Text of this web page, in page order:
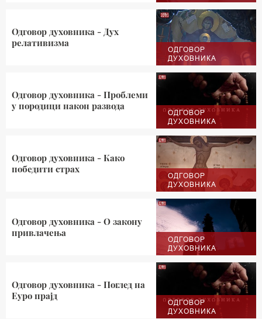
ОДГОВОР
ДУХОВНИКА
Одговор духовника - Дух
релативизма
ОДГОВОР
ДУХОВНИКА
Одговор духовника - Проблеми
у породици након развода
ОДГОВОР
ДУХОВНИКА
Одговор духовника - Како
победити страх
ОДГОВОР
ДУХОВНИКА
Одговор духовника - О закону
привлачења
ОДГОВОР
ДУХОВНИКА
Одговор духовника - Поглед на
Еуро прајд